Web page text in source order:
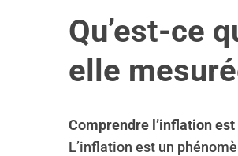
Qu’est-ce
elle
Comprendre l’inflation
L’inflation est un